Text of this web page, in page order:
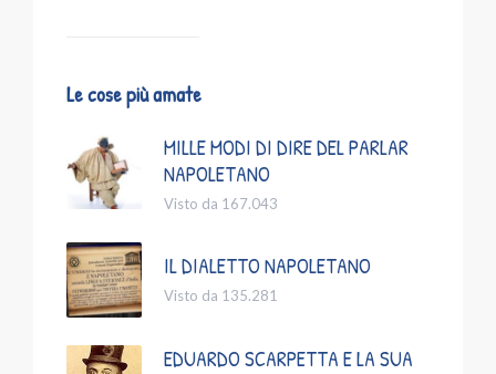
Le cose più amate
MILLE MODI DI DIRE DEL PARLAR
NAPOLETANO
Visto da 167.043
IL DIALETTO NAPOLETANO
Visto da 135.281
EDUARDO SCARPETTA E LA SUA